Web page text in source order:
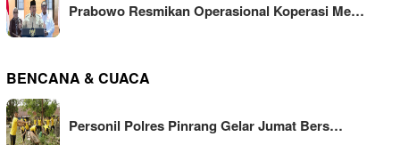
Prabowo Resmikan Operasional Koperasi Me…
BENCANA & CUACA
Personil Polres Pinrang Gelar Jumat Bers…